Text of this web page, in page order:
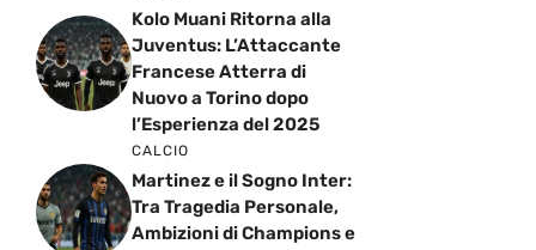
Kolo Muani Ritorna alla
Juventus: L’Attaccante
Francese Atterra di
Nuovo a Torino dopo
l’Esperienza del 2025
CALCIO
Martinez e il Sogno Inter:
Tra Tragedia Personale,
Ambizioni di Champions e